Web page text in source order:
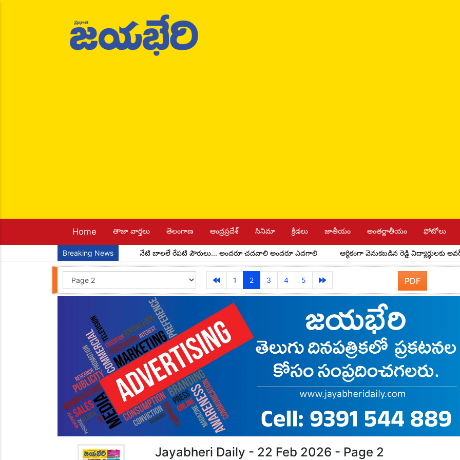
Home తాజా వార్తలు తెలంగాణ ఆంద్రప్రదేశ్ సినిమా క్రీడలు జాతీయం అంతర్జాతీయం ఫోటోలు
Breaking News
చాడ కొండాల్ రెడ్డి నేటి బాలలే రేపటి పౌరులు... అందరూ చదవాలి అందరూ ఎదగాలి ఆర్థికంగా వెనుకబడిన రెడ్డి విద్యార్థులకు అవర్ రెడ్డి
1 2 3 4 5 PDF
Jayabheri Daily - 22 Feb 2026 - Page 2